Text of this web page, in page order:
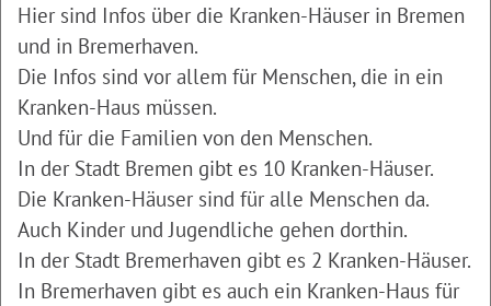
Hier sind Infos über die Kranken-Häuser in Bremen
und in Bremerhaven.
Die Infos sind vor allem für Menschen, die in ein
Kranken-Haus müssen.
Und für die Familien von den Menschen.
In der Stadt Bremen gibt es 10 Kranken-Häuser.
Die Kranken-Häuser sind für alle Menschen da.
Auch Kinder und Jugendliche gehen dorthin.
In der Stadt Bremerhaven gibt es 2 Kranken-Häuser.
In Bremerhaven gibt es auch ein Kranken-Haus für